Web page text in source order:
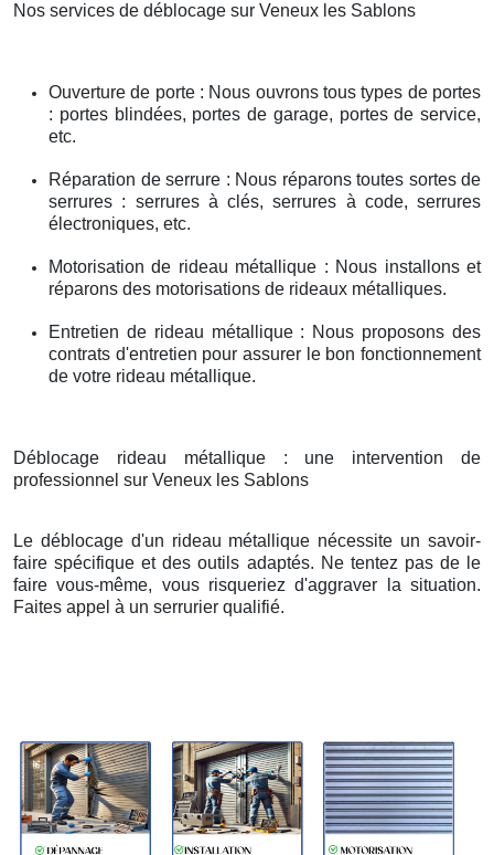
Nos services de déblocage sur Veneux les Sablons
Ouverture de porte : Nous ouvrons tous types de portes
: portes blindées, portes de garage, portes de service,
etc.
Réparation de serrure : Nous réparons toutes sortes de
serrures : serrures à clés, serrures à code, serrures
électroniques, etc.
Motorisation de rideau métallique : Nous installons et
réparons des motorisations de rideaux métalliques.
Entretien de rideau métallique : Nous proposons des
contrats d'entretien pour assurer le bon fonctionnement
de votre rideau métallique.
Déblocage rideau métallique : une intervention de
professionnel sur Veneux les Sablons
Le déblocage d'un rideau métallique nécessite un savoir-
faire spécifique et des outils adaptés. Ne tentez pas de le
faire vous-même, vous risqueriez d'aggraver la situation.
Faites appel à un serrurier qualifié.